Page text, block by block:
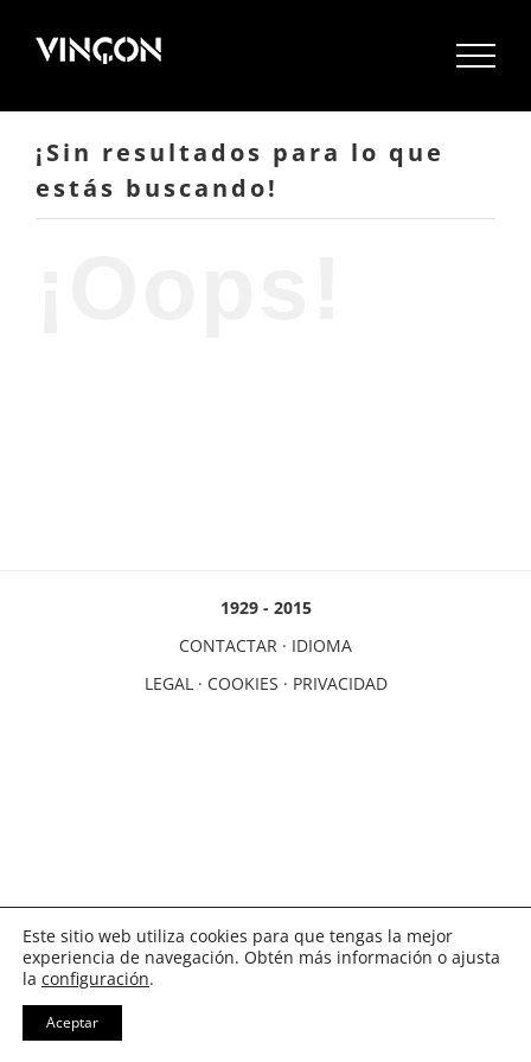
¡Sin resultados para lo que
estás buscando!
1929 - 2015
CONTACTAR · IDIOMA
LEGAL· COOKIES · PRIVACIDAD
Este sitio web utiliza cookies para que tengas la mejor
experiencia de navegación. Obtén más información o ajusta
la configuración.
Aceptar